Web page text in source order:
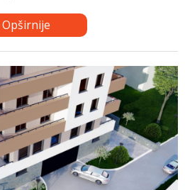
Opširnije